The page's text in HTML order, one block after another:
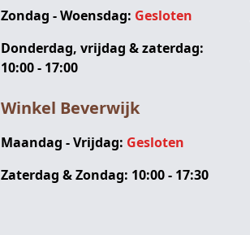
Zondag - Woensdag: Gesloten
Donderdag, vrijdag & zaterdag:
10:00 - 17:00
Winkel Beverwijk
Maandag - Vrijdag: Gesloten
Zaterdag & Zondag: 10:00 - 17:30